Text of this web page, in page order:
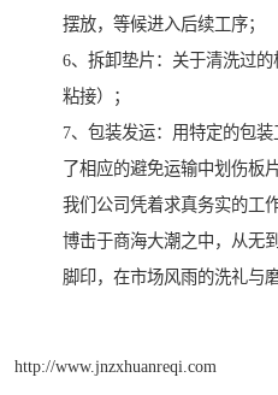
摆放，等候进入后续工序；
6、拆卸垫片：关于清洗过
粘接）；
7、包装发运：用特定的包
了相应的避免运输中划伤板
我们公司凭着求真务实的工
博击于商海大潮之中，从无
脚印，在市场风雨的洗礼与
http://www.jnzxhuanreqi.com